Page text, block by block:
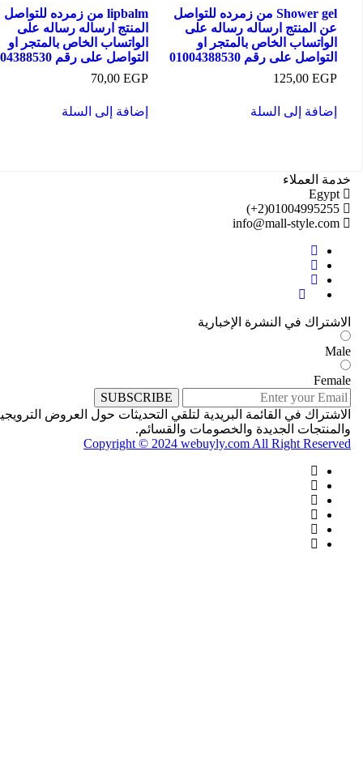
Shower gel من زمرده للتواصل
ارساله رساله على
الخاص بالمتجر او
على رقم 01004388530
125,00
إلى السلة
lipbalm من زمرده للتواصل عن
المنتج ارساله رساله على
الواتساب الخاص بالمتجر او
التواصل على رقم 01004388530
70,00
إضافة إلى السلة
info@mall-
في النشرة الإخبارية
SUBSCRIBE
في القائمة البريدية لتلقي التحديثات حول العروض الترويجية
الجديدة والخصومات والقسائم.
Copyright © 2024 webuyly.comAll Right